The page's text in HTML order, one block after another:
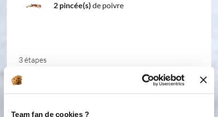
Team fan de cookies ?
2 pincée(s) de poivre
3 étapes